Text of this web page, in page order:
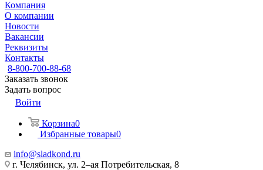
Компания
О компании
Новости
Вакансии
Реквизиты
Контакты
8-800-700-88-68
Заказать звонок
Задать вопрос
Войти
Корзина0
Избранные товары0
info@sladkond.ru
г. Челябинск, ул. 2–ая Потребительская, 8